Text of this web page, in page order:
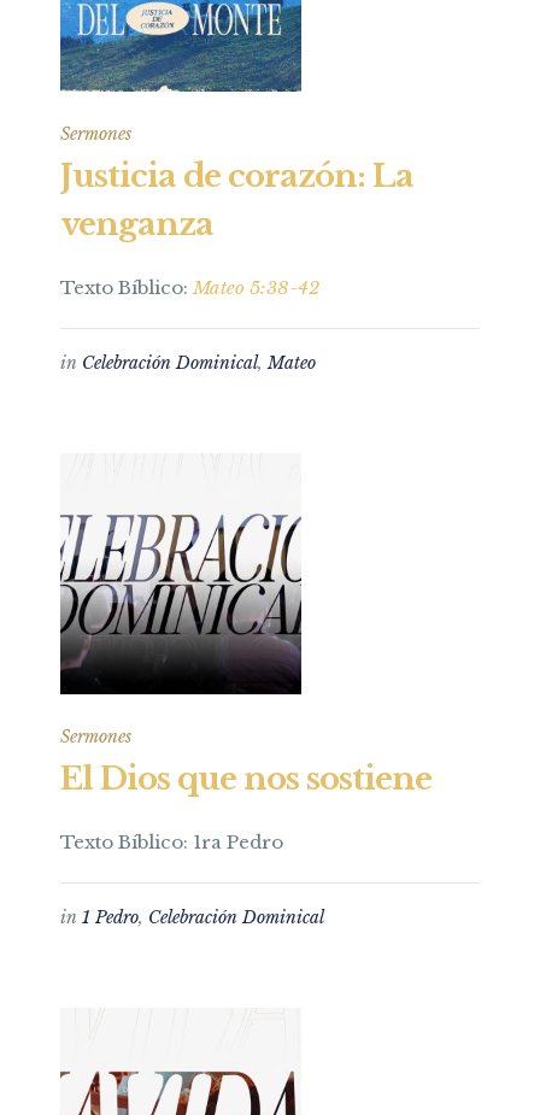
Sermones
Justicia de corazón: La
venganza
Texto Bíblico:Mateo 5:38-42
in Celebración Dominical,Mateo
Sermones
El Dios que nos sostiene
Texto Bíblico: 1ra Pedro
in 1 Pedro, Celebración Dominical